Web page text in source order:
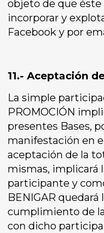
objeto de que éste
incorporar y
Facebook y por
11.- Aceptación
La simple
PROMOCIÓN
presentes Bases,
manifestación en
aceptación de la
mismas, implicará
participante y
BENIGAR quedará
cumplimiento de
con dicho